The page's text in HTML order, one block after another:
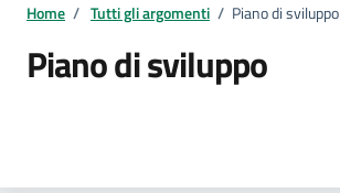
Home / Tutti gli argomenti / Piano di sviluppo
Piano di sviluppo